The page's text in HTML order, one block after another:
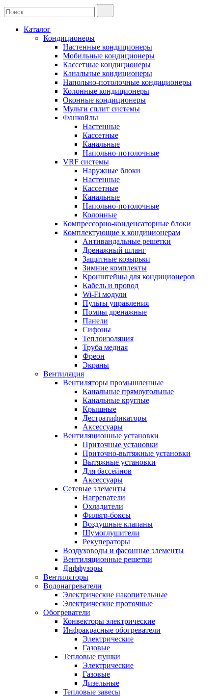
Каталог
Кондиционеры
Настенные кондиционеры
Мобильные кондиционеры
Кассетные кондиционеры
Канальные кондиционеры
Напольно-потолочные кондиционеры
Колонные кондиционеры
Оконные кондиционеры
Мульти сплит системы
Фанкойлы
Настенные
Кассетные
Канальные
Напольно-потолочные
VRF системы
Наружные блоки
Настенные
Кассетные
Канальные
Напольно-потолочные
Колонные
Компрессорно-конденсаторные блоки
Комплектующие к кондиционерам
Антивандальные решетки
Дренажный шланг
Защитные козырьки
Зимние комплекты
Кронштейны для кондиционеров
Кабель и провод
Wi-Fi модули
Пульты управления
Помпы дренажные
Панели
Сифоны
Теплоизоляция
Труба медная
Фреон
Экраны
Вентиляция
Вентиляторы промышленные
Канальные прямоугольные
Канальные круглые
Крышные
Дестратификаторы
Аксессуары
Вентиляционные установки
Приточные установки
Приточно-вытяжные установки
Вытяжные установки
Для бассейнов
Аксессуары
Сетевые элементы
Нагреватели
Охладители
Фильтр-боксы
Воздушные клапаны
Шумоглушители
Рекуператоры
Воздуховоды и фасонные элементы
Вентиляционные решетки
Диффузоры
Вентиляторы
Водонагреватели
Электрические накопительные
Электрические проточные
Обогреватели
Конвекторы электрические
Инфракрасные обогреватели
Электрические
Газовые
Тепловые пушки
Электрические
Газовые
Дизельные
Тепловые завесы